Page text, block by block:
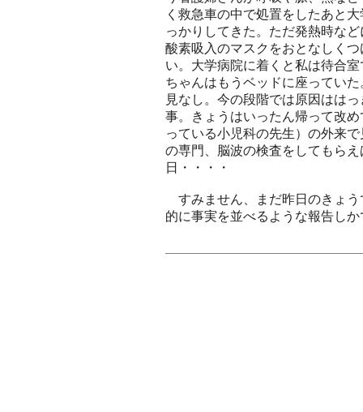
く救急車の中で処置をしたあと
っかりしてきた。ただ発熱時な
酸素吸入のマスクをおとなしく
い。大学病院に着くと私は待合
ちゃんはもうベッドに座ってい
見なし。今の段階では原因はは
事。きょうはいったん帰って改
っている小児科の先生）の外来
の専門、脳波の検査をしてもら
日・・・・
すみません、まだ昨日のきょう
的に事実を並べるような報告し